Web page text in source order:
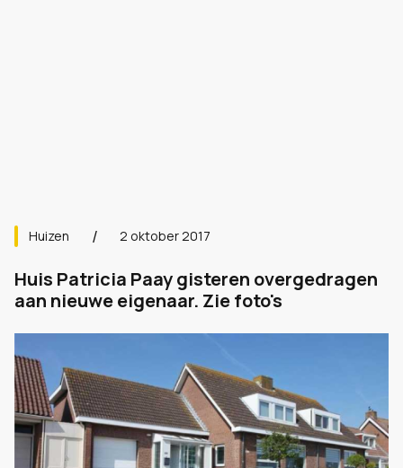
Huizen 2 oktober 2017
Huis Patricia Paay gisteren overgedragen
aan nieuwe eigenaar. Zie foto's